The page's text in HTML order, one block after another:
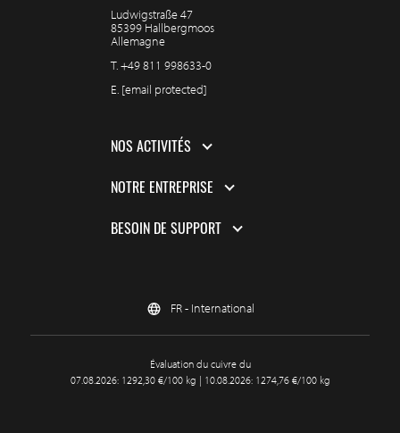
Ludwigstraße 47
85399 Hallbergmoos
Allemagne
T.+49 811 998633-0
E. [email protected]
NOS ACTIVITÉS
NOTRE ENTREPRISE
BESOIN DE SUPPORT
FR - International
Évaluation du cuivre du
07.08.2026: 1292,30 €/100 kg | 10.08.2026: 1274,76 €/100 kg